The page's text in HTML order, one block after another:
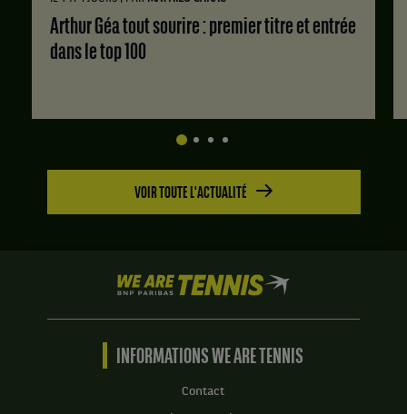
Arthur Géa tout sourire : premier titre et entrée
dans le top 100
VOIR TOUTE L'ACTUALITÉ
We
are
Tennis
BNP
Accueil
INFORMATIONS WE ARE TENNIS
Contact